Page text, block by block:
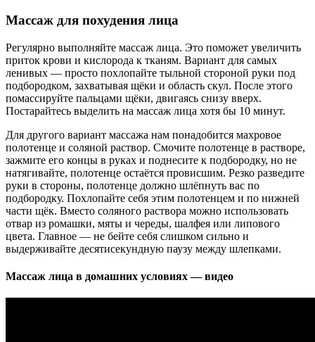
Массаж для похудения лица
Регулярно выполняйте массаж лица. Это поможет увеличить
приток крови и кислорода к тканям. Вариант для самых
ленивых — просто похлопайте тыльной стороной руки под
подбородком, захватывая щёки и область скул. После этого
помассируйте пальцами щёки, двигаясь снизу вверх.
Постарайтесь выделить на массаж лица хотя бы 10 минут.
Для другого вариант массажа нам понадобится махровое
полотенце и соляной раствор. Смочите полотенце в растворе,
зажмите его концы в руках и поднесите к подбородку, но не
натягивайте, полотенце остаётся провисшим. Резко разведите
руки в стороны, полотенце должно шлёпнуть вас по
подбородку. Похлопайте себя этим полотенцем и по нижней
части щёк. Вместо соляного раствора можно использовать
отвар из ромашки, мяты и череды, шалфея или липового
цвета. Главное — не бейте себя слишком сильно и
выдерживайте десятисекундную паузу между шлепками.
Массаж лица в домашних условиях — видео